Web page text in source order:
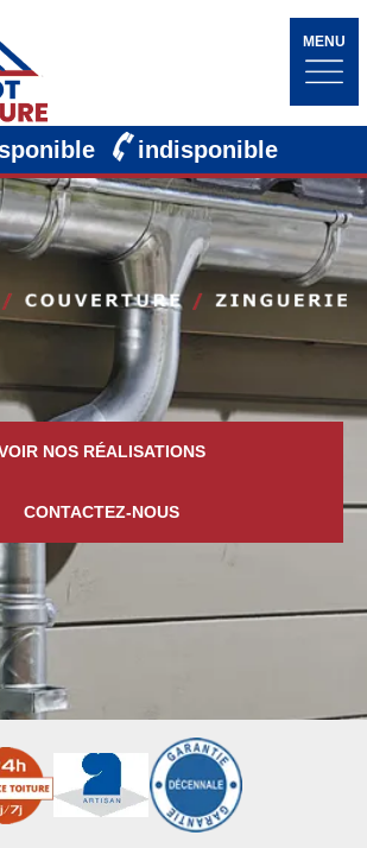
MENU
indisponible
NOS RÉALISATIONS
CONTACTEZ-NOUS